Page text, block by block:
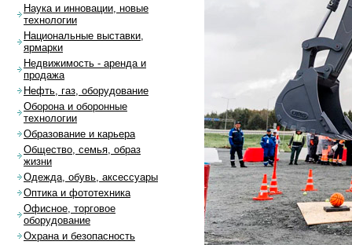
Наука и инновации, новые
технологии
Национальные выставки,
ярмарки
Недвижимость - аренда и
продажа
Нефть, газ, оборудование
Оборона и оборонные
технологии
Образование и карьера
Общество, семья, образ
жизни
Одежда, обувь, аксессуары
Оптика и фототехника
Офисное, торговое
оборудование
Охрана и безопасность